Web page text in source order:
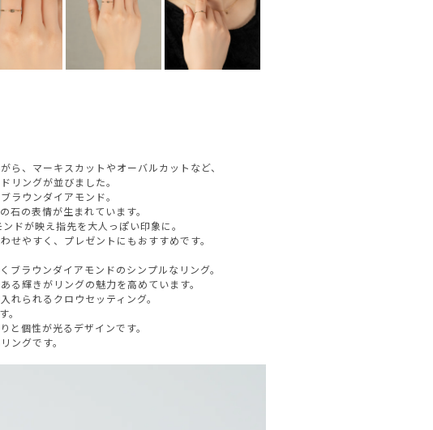
ら、マーキスカットやオーバルカットなど、
リングが並びました。
ラウンダイアモンド。
石の表情が生まれています。
ドが映え指先を大人っぽい印象に。
せやすく、プレゼントにもおすすめです。
ラウンダイアモンドのシンプルなリング。
る輝きがリングの魅力を高めています。
れられるクロウセッティング。
と個性が光るデザインです。
ングです。
AURORA GRAN